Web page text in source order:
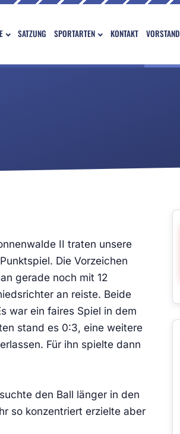
SATZUNG SPORTARTEN KONTAKT VORSTAND
II traten unsere
Die Vorzeichen
gerade noch mit 12
an reiste. Beide
war ein faires Spiel in dem
stand es 0:3, eine weitere
Für ihn spielte dann
den Ball länger in den
so konzentriert erzielte aber